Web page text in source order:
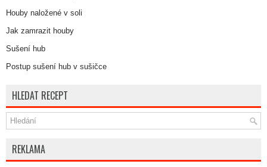
Houby naložené v soli
Jak zamrazit houby
Sušení hub
Postup sušení hub v sušičce
HLEDAT RECEPT
REKLAMA